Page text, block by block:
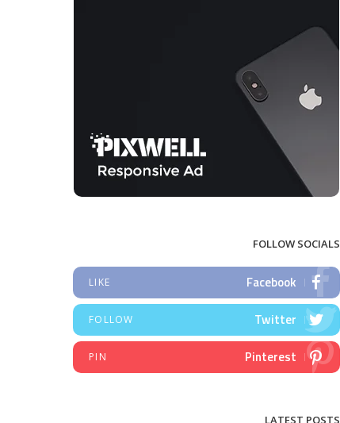
FOLLOW SOCIALS
Facebook
LIKE
Twitter
FOLLOW
Pinterest
PIN
LATEST POSTS